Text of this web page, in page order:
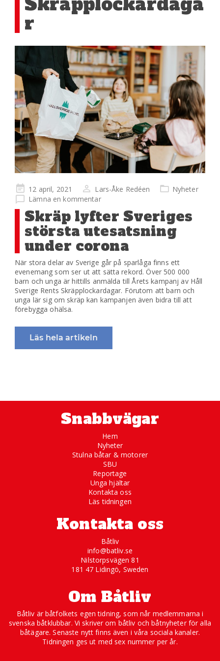
r
Publicerad
på
12 april, 2021 Lars-Åke Redéen
Nyheter
Lämna en kommentar
Skräp lyfter Sveriges
största utesatsning
under corona
När stora delar av Sverige går på sparlåga finns ett
evenemang som ser ut att sätta rekord. Över 500 000
barn och unga är hittills anmälda till Årets kampanj av Håll
Sverige Rents Skräpplockardagar. Förutom att barn och
unga lär sig om skräp kan kampanjen även bidra till att
förebygga ohälsa.
Läs hela artikeln
Snabbvägar
Hem
Nyheter
Stulna båtar & motorer
SBU
Reportage
Unga hjältar
Kontakta oss
Läs tidningen
Kontakta oss
Båtliv
info@batliv.se
Nilstorpsvägen 81
181 47 Lidingö, Sweden
Om Båtliv
Båtliv är båtfolkets egen tidning, som når medlemmarna i
svenska båtklubbar. Vi skriver om båtliv och båtnyheter för alla
båtägare. Senaste nytt finns även i våra sociala kanaler.
Tidningen ges ut med sex nummer per år.